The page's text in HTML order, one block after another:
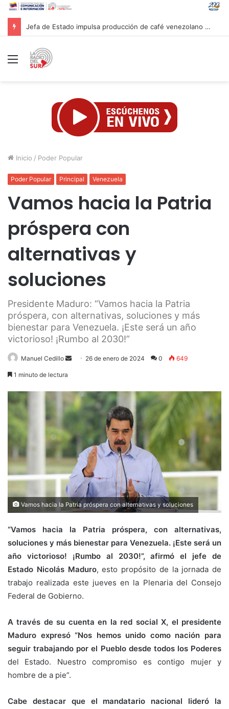
Arreo movilizó a más de seis mil mautes en Apure
Menú
Inicio / Poder Popular
Poder Popular Principal Venezuela
Vamos hacia la Patria
próspera con
alternativas y
soluciones
Presidente Maduro: “Vamos hacia la Patria
próspera, con alternativas, soluciones y más
bienestar para Venezuela. ¡Este será un año
victorioso! ¡Rumbo al 2030!”
Manuel Cedillo
Send 26 de enero de 2024 0 649
1 minuto de lectura
Vamos hacia la Patria próspera con alternativas y soluciones
“Vamos hacia la Patria próspera, con alternativas,
soluciones y más bienestar para Venezuela. ¡Este será un
año victorioso! ¡Rumbo al 2030!”, afirmó el jefe de
Estado Nicolás Maduro, esto propósito de la jornada de
trabajo realizada este jueves en la Plenaria del Consejo
Federal de Gobierno.
A través de su cuenta en la red social X, el presidente
Maduro expresó “Nos hemos unido como nación para
seguir trabajando por el Pueblo desde todos los Poderes
del Estado. Nuestro compromiso es contigo mujer y
hombre de a pie”.
Cabe destacar que el mandatario nacional lideró la